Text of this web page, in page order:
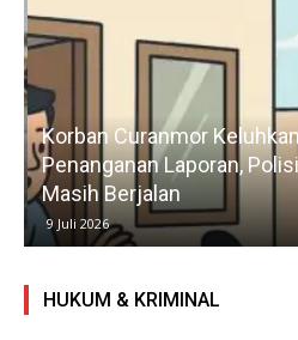
Korban Curanmor
Penanganan Laporan,
Masih Berjalan
9 Juli 2026
HUKUM & KRIMINAL